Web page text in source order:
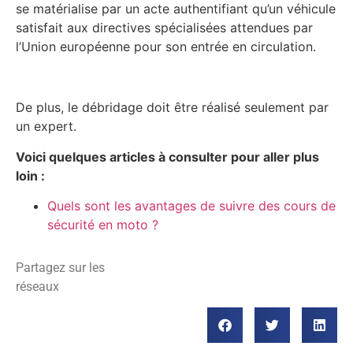
se matérialise par un acte authentifiant qu’un véhicule
satisfait aux directives spécialisées attendues par
l’Union européenne pour son entrée en circulation.
De plus, le débridage doit être réalisé seulement par
un expert.
Voici quelques articles à consulter pour aller plus
loin :
Quels sont les avantages de suivre des cours de
sécurité en moto ?
Partagez sur les
réseaux